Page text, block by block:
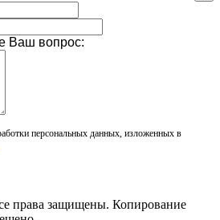
Ваш вопрос:
персональных данных, изложенных в
права защищены. Копирование